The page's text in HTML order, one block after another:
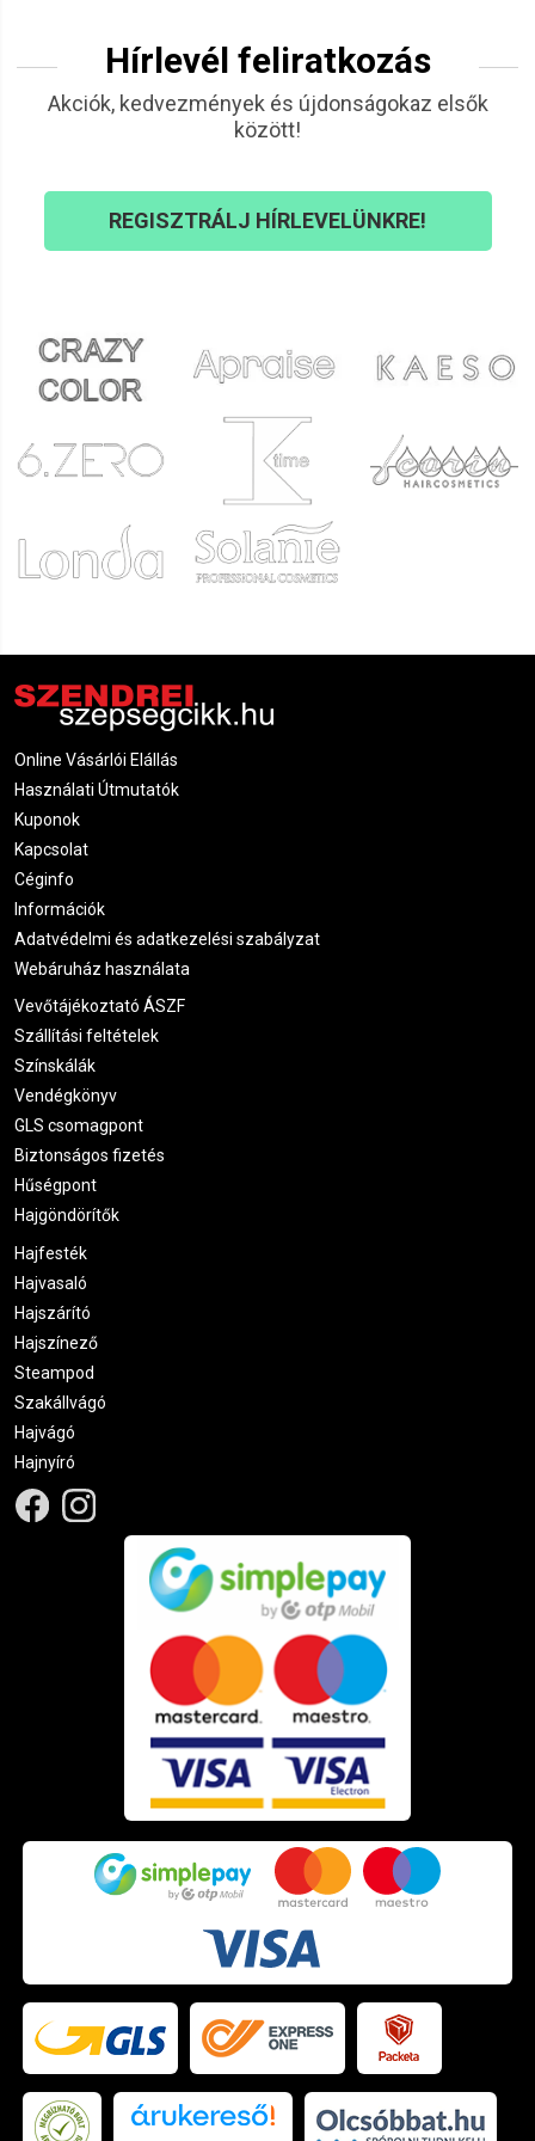
Margit 2022.04.14. 09:34
Ágnes 2022.03.17. 17:20
Ildikó 2021.11.30. 06:22
Zsuzsanna 2021.11.22. 00:18
Renáta 2021.08.09. 20:16
Júlia 2021.07.18. 07:25
Hírlevél feliratkozás
Akciók, kedvezmények és újdonságokaz elsők
között!
REGISZTRÁLJ HÍRLEVELÜNKRE!
Online Vásárlói Elállás
Használati Útmutatók
Kuponok
Kapcsolat
Céginfo
Információk
Adatvédelmi és adatkezelési szabályzat
Webáruház használata
Vevőtájékoztató ÁSZF
Szállítási feltételek
Színskálák
Vendégkönyv
GLS csomagpont
Biztonságos fizetés
Hűségpont
Hajgöndörítők
Hajfesték
Hajvasaló
Hajszárító
Hajszínező
Steampod
Szakállvágó
Hajvágó
Hajnyíró